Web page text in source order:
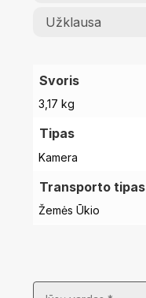
Užklausa
Svoris
3,17 kg
Tipas
Kamera
Transporto tipas
Žemės Ūkio